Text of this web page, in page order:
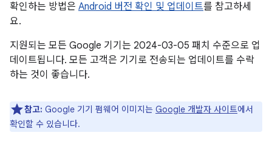
확인하는 방법은 Android 버전 확인 및 업데이트를 참고하세
요.
지원되는 모든 Google 기기는 2024-03-05 패치 수준으로 업
데이트됩니다. 모든 고객은 기기로 전송되는 업데이트를 수락
하는 것이 좋습니다.
참고: Google 기기 펌웨어 이미지는 Google 개발자 사이트에서
확인할 수 있습니다.